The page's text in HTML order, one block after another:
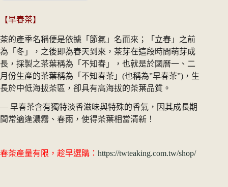
【早春茶】
茶的產季名稱便是依據「節氣」名而來；「立春」之前
為「冬」，之後即為春天到來，茶芽在這段時間萌芽成
長，採製之茶葉稱為「不知春」，也就是於國曆一、二
月份生產的茶葉稱為「不知春茶」(也稱為”早春茶”)，生
長於中低海拔茶區，卻具有高海拔的茶葉品質。
— 早春茶含有獨特淡香滋味與特殊的香氣，因其成長期
間常適逢濃霧、春雨，使得茶葉相當清新！
春茶產量有限，趁早選購： https://twteaking.com.tw/shop/